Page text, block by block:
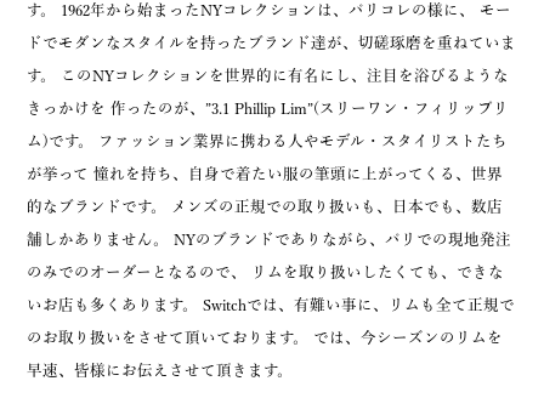
す。 1962年から始まったNYコレクションは、パリコレの様に、 モー
ドでモダンなスタイルを持ったブランド達が、切磋琢磨を重ねていま
す。 このNYコレクションを世界的に有名にし、注目を浴びるような
きっかけを 作ったのが、”3.1 Phillip Lim”(スリーワン・フィリップリ
ム)です。 ファッション業界に携わる人やモデル・スタイリストたち
が挙って 憧れを持ち、自身で着たい服の筆頭に上がってくる、世界
的なブランドです。 メンズの正規での取り扱いも、日本でも、数店
舗しかありません。 NYのブランドでありながら、パリでの現地発注
のみでのオーダーとなるので、 リムを取り扱いしたくても、できな
いお店も多くあります。 Switchでは、有難い事に、リムも全て正規で
のお取り扱いをさせて頂いております。 では、今シーズンのリムを
早速、皆様にお伝えさせて頂きます。